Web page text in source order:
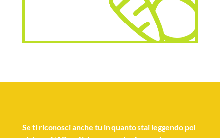
Se ti riconosci anche tu in quanto stai leggendo poi